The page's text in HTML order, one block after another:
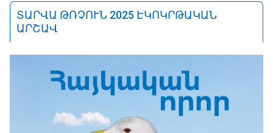
ՏԱՐՎԱ ԹՌՉՈՒՆ 2025 ԷԿՈԿՐԹԱԿԱՆ
ԱՐՇԱՎ